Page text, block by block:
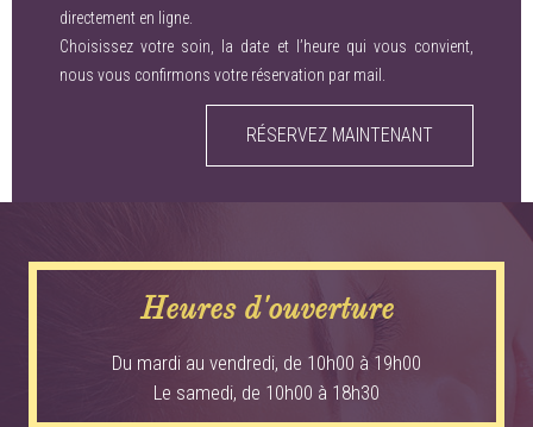
directement en ligne.
Choisissez votre soin, la date et l’heure qui vous convient,
nous vous confirmons votre réservation par mail.
RÉSERVEZ MAINTENANT
Heures d'ouverture
Du mardi au vendredi, de 10h00 à 19h00
Le samedi, de 10h00 à 18h30